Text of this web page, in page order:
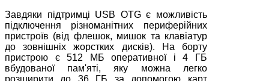
Завдяки підтримці USB OTG є можливість
підключення різноманітних периферійних
пристроїв (від флешок, мишок та клавіатур
до зовнішніх жорстких дисків). На борту
пристрою є 512 МБ оперативної і 4 ГБ
вбудованої пам'яті, яку можна легко
розширити до 36 ГБ за допомогою карт